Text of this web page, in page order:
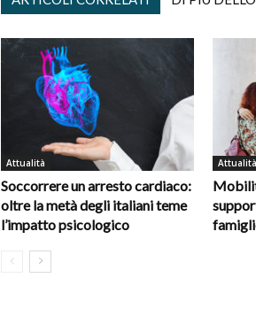
Attualità
Soccorrere un arresto cardiaco:
oltre la metà degli italiani teme
l’impatto psicologico
Attualità